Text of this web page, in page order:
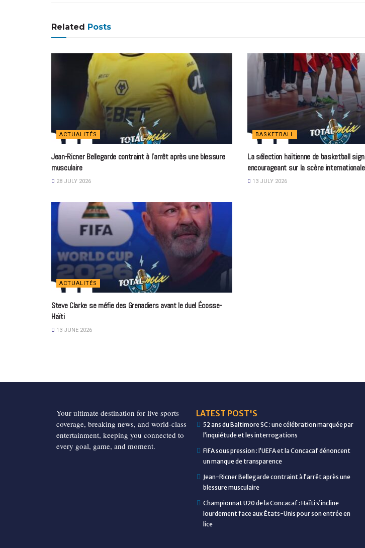
Related Posts
ACTUALITÉS
Jean-Ricner Bellegarde contraint à l’arrêt après une blessure
musculaire
28 JULY 2026
BASKETBALL
La sélection haïtienne de basketball
encourageant sur la scène internationale
13 JULY 2026
ACTUALITÉS
Steve Clarke se méfie des Grenadiers avant le duel Écosse-
Haïti
13 JUNE 2026
Your ultimate destination for live sports
coverage, breaking news, and world-class
entertainment, keeping you connected to
every goal, game, and moment.
LATEST POST'S
52 ans du Baltimore SC : une célébration marquée par
l’inquiétude et les interrogations
FIFA sous pression : l’UEFA et la Concacaf dénoncent
un manque de transparence
Jean-Ricner Bellegarde contraint à l’arrêt après une
blessure musculaire
Championnat U20 de la Concacaf : Haïti s’incline
lourdement face aux États-Unis pour son entrée en
lice